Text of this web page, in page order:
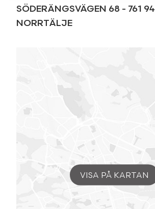
SÖDERÄNGSVÄGEN 68 - 761 94
NORRTÄLJE
VISA PÅ KARTAN